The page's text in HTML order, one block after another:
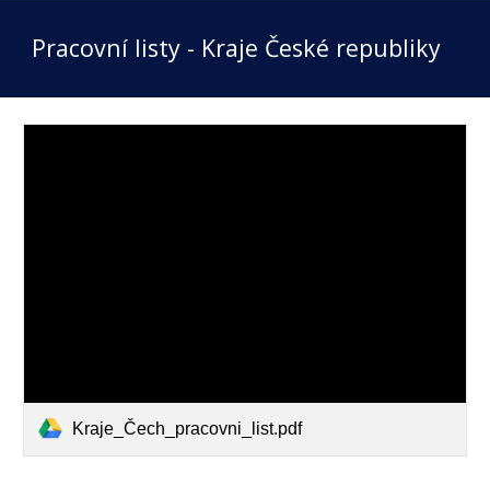
Pracovní listy - Kraje České republiky
Kraje_Čech_pracovni_list.pdf